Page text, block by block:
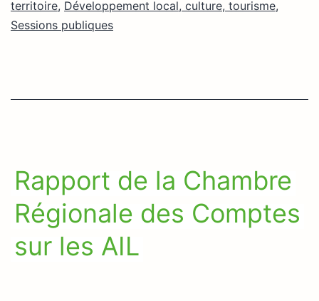
territoire, Développement local, culture, tourisme,
Sessions publiques
Rapport de la Chambre
Régionale des Comptes
sur les AIL